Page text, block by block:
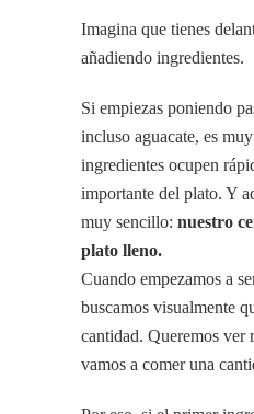
Imagina que tienes
añadiendo ingredientes.
Si empiezas poniendo
incluso aguacate, es
ingredientes ocupen
importante del plato. Y
muy sencillo: nuestro
plato lleno.
Cuando empezamos a
buscamos visualmente
cantidad. Queremos ver
vamos a comer una